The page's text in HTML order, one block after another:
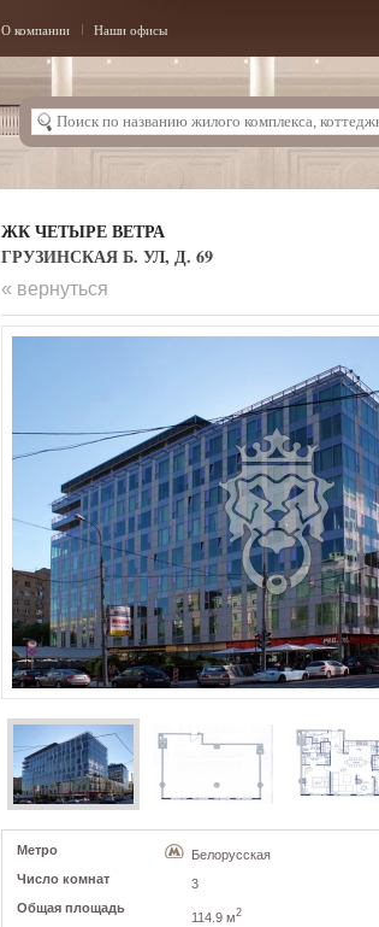
О компании Наши офисы
ЖК ЧЕТЫРЕ ВЕТРА
ГРУЗИНСКАЯ Б. УЛ, Д. 69
« вернуться
Метро
Белорусская
Число комнат
3
Общая площадь
114.9 м2